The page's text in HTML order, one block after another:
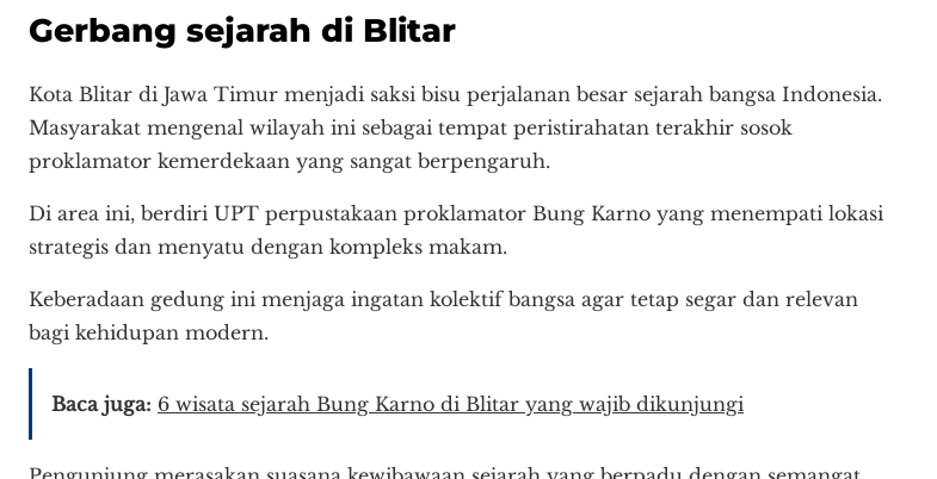
Gerbang sejarah di Blitar
Kota Blitar di Jawa Timur menjadi saksi bisu perjalanan besar sejarah bangsa Indonesia.
Masyarakat mengenal wilayah ini sebagai tempat peristirahatan terakhir sosok
proklamator kemerdekaan yang sangat berpengaruh.
Di area ini, berdiri UPT perpustakaan proklamator Bung Karno yang menempati lokasi
strategis dan menyatu dengan kompleks makam.
Keberadaan gedung ini menjaga ingatan kolektif bangsa agar tetap segar dan relevan
bagi kehidupan modern.
Baca juga: 6 wisata sejarah Bung Karno di Blitar yang wajib dikunjungi